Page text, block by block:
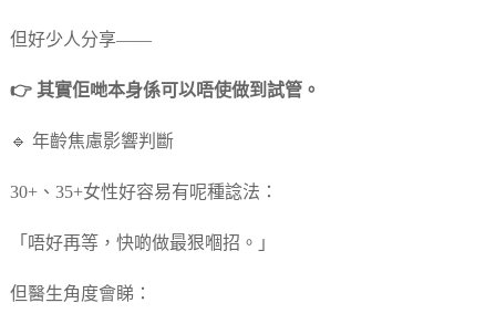
但好少人分享——
👉 其實佢哋本身係可以唔使做到試管。
🔹 年齡焦慮影響判斷
30+、35+女性好容易有呢種諗法：
「唔好再等，快啲做最狠嗰招。」
但醫生角度會睇：